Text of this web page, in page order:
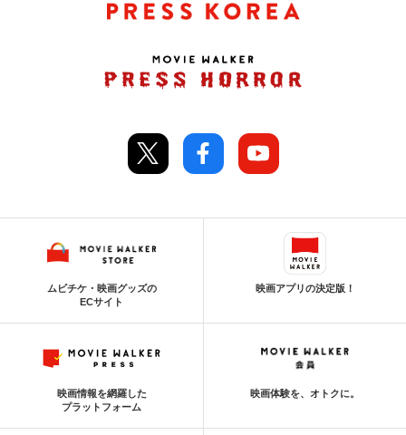
ムビチケ・映画グッズの
ECサイト
映画アプリの決定版！
映画情報を網羅した
プラットフォーム
映画体験を、オトクに。